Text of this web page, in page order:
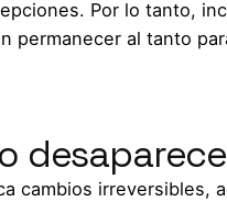
Por lo tanto,
permanecer al tanto
cambios irreversibles,